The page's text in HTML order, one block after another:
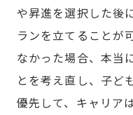
や昇進を選択した後
ランを立てることが
なかった場合、本当
とを考え直し、子ど
優先して、キャリア